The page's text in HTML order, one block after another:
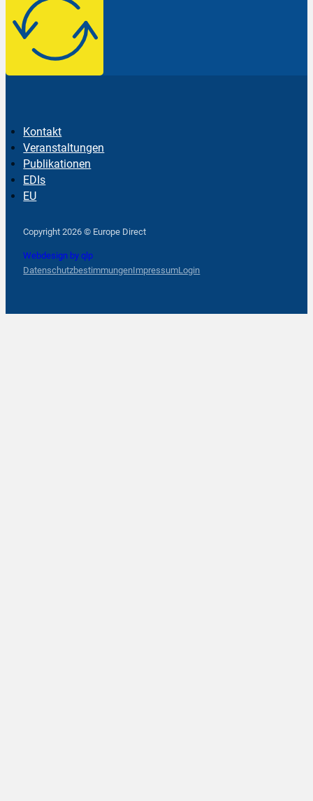
Kontakt
Veranstaltungen
Publikationen
EDIs
EU
Copyright 2026 © Europe Direct
Webdesign by qlp
DatenschutzbestimmungenImpressumLogin